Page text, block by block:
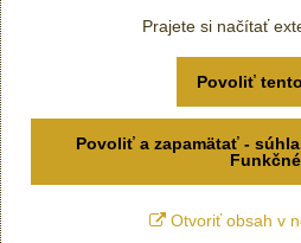
Prajete si načítať
Povoliť
Povoliť a zapamätať -
Funkčné
Otvoriť obsah v